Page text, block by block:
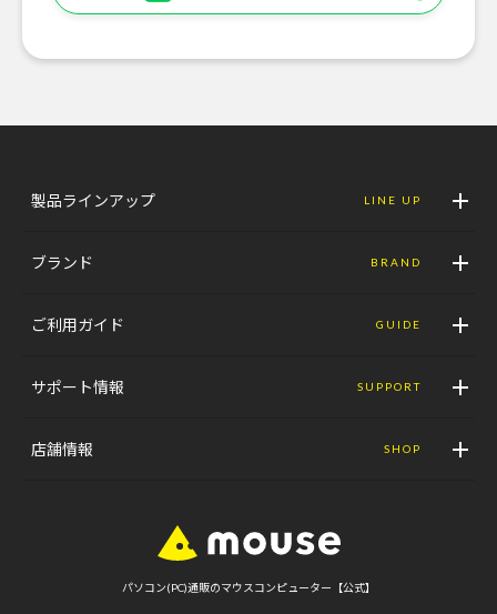
製品ラインアップ LINE UP
ブランド BRAND
ご利用ガイド GUIDE
サポート情報 SUPPORT
店舗情報 SHOP
パソコン(PC)通販のマウスコンピューター【公式】